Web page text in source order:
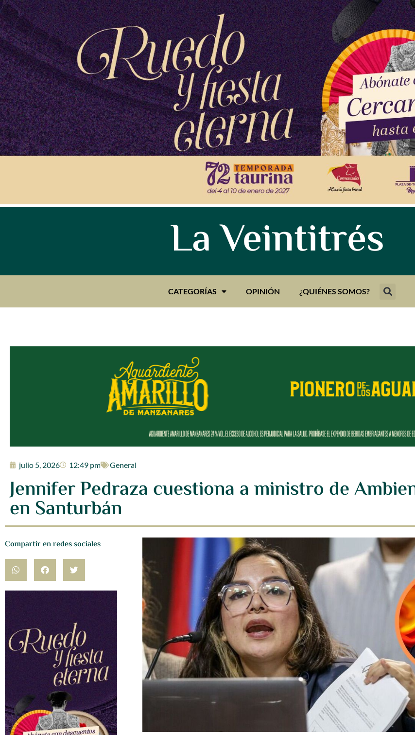
La Veintitrés
CATEGORÍAS OPINIÓN ¿QUIÉNES SOMOS?
julio 5, 2026 12:49 pm General
Jennifer Pedraza cuestiona a ministro de
en Santurbán
Compartir en redes sociales